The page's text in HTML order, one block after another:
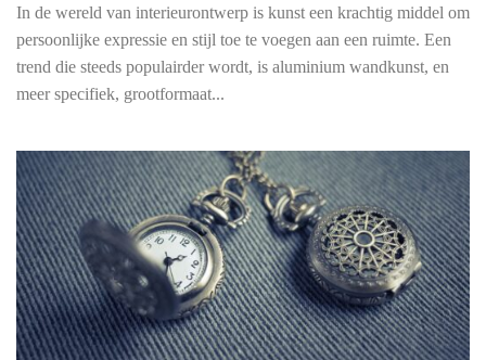
In de wereld van interieurontwerp is kunst een krachtig middel om
persoonlijke expressie en stijl toe te voegen aan een ruimte. Een
trend die steeds populairder wordt, is aluminium wandkunst, en
meer specifiek, grootformaat...